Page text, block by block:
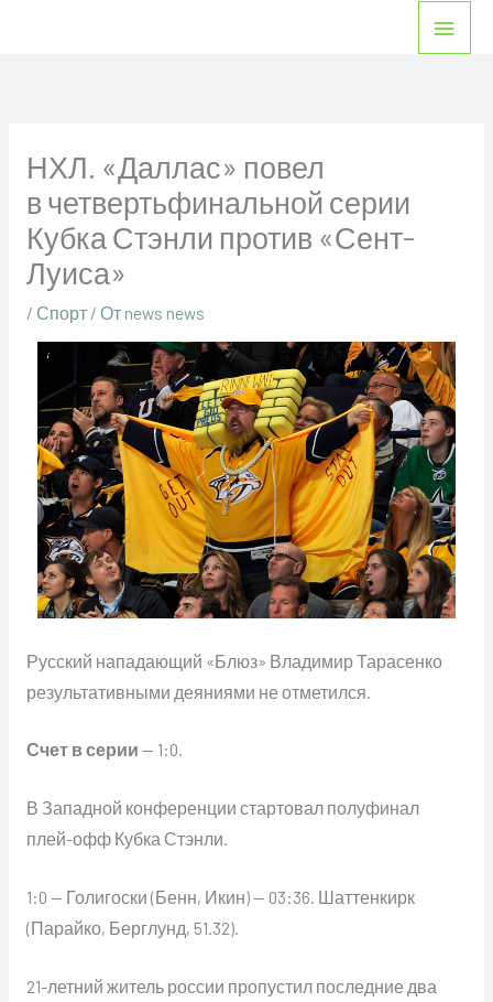
НХЛ. «Даллас» повел
в четвертьфинальной серии
Кубка Стэнли против «Сент-
Луиса»
/ Спорт/ От news news
Русский нападающий «Блюз» Владимир Тарасенко
результативными деяниями не отметился.
Счет в серии — 1:0.
В Западной конференции стартовал полуфинал
плей-офф Кубка Стэнли.
1:0 — Голигоски (Бенн, Икин) — 03:36. Шаттенкирк
(Парайко, Берглунд, 51.32).
21-летний житель россии пропустил последние два